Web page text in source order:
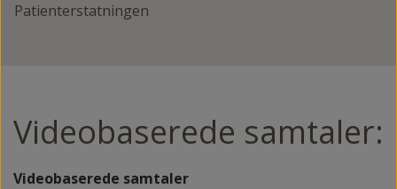
Patienterstatningen
Videobaserede samtaler:
Videobaserede samtaler